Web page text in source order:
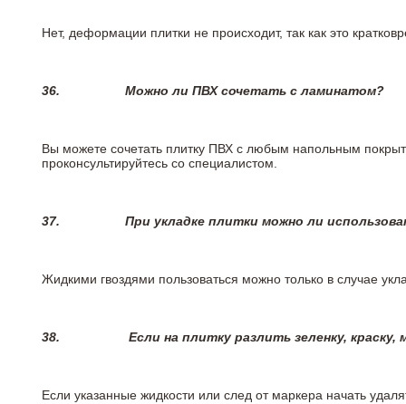
Нет, деформации плитки не происходит, так как это
36. Можно ли ПВХ сочетать с ламинатом?
Вы можете сочетать плитку ПВХ с любым напольным
проконсультируйтесь со специалистом.
37. При укладке плитки можно ли
Жидкими гвоздями пользоваться можно только в случае
38. Если на плитку разлить зеленку,
Если указанные жидкости или след от маркера начать